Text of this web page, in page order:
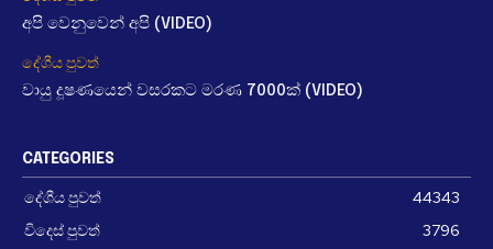
අපි වෙනුවෙන් අපි (VIDEO)
දේශීය පුවත්
වායු දූෂණයෙන් වසරකට මරණ 7000ක් (VIDEO)
CATEGORIES
දේශීය පුවත්
44343
විදෙස් පුවත්
3796